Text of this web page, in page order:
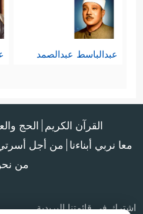
عبدالباسط عبدالصمد
القرآن الكريم الحج
معا نربي أبناءنا من أجل
من
اشترك في قائمتنا البريدية